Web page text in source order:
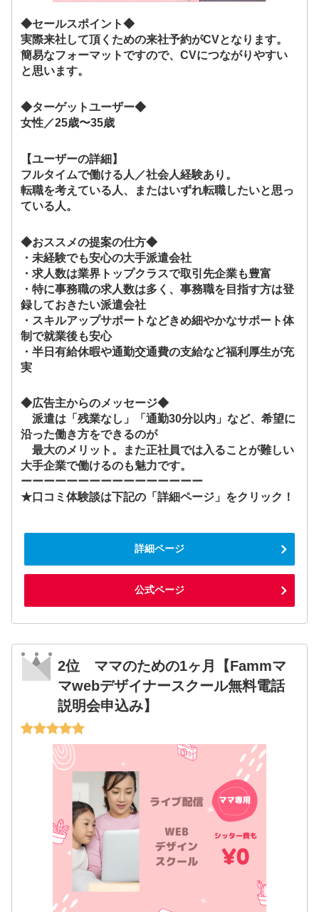
◆セールスポイント◆
実際来社して頂くための来社予約がCVとなります。
簡易なフォーマットですので、CVにつながりやすい
と思います。
◆ターゲットユーザー◆
女性／25歳〜35歳
【ユーザーの詳細】
フルタイムで働ける人／社会人経験あり。
転職を考えている人、またはいずれ転職したいと思っ
ている人。
◆おススメの提案の仕方◆
・未経験でも安心の大手派遣会社
・求人数は業界トップクラスで取引先企業も豊富
・特に事務職の求人数は多く、事務職を目指す方は登
録しておきたい派遣会社
・スキルアップサポートなどきめ細やかなサポート体
制で就業後も安心
・半日有給休暇や通勤交通費の支給など福利厚生が充
実
◆広告主からのメッセージ◆
派遣は「残業なし」「通勤30分以内」など、希望に
沿った働き方をできるのが
最大のメリット。また正社員では入ることが難しい
大手企業で働けるのも魅力です。
ーーーーーーーーーーーーーーーー
★口コミ体験談は下記の「詳細ページ」をクリック！
詳細ページ
公式ページ
2位 ママのための1ヶ月【Fammマ
マwebデザイナースクール無料電話
説明会申込み】